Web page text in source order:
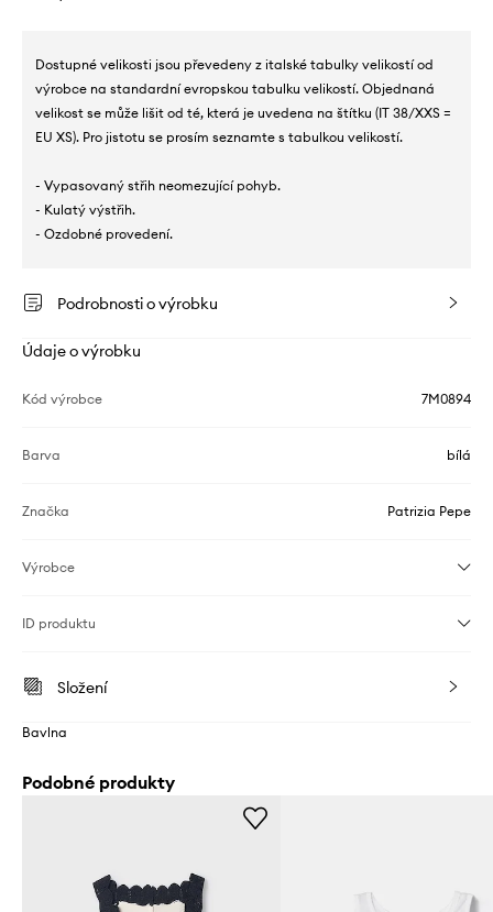
Dostupné velikosti jsou převedeny z italské tabulky velikostí od
výrobce na standardní evropskou tabulku velikostí. Objednaná
velikost se může lišit od té, která je uvedena na štítku (IT 38/XXS =
EU XS). Pro jistotu se prosím seznamte s tabulkou velikostí.
- Vypasovaný střih neomezující pohyb.
- Kulatý výstřih.
- Ozdobné provedení.
Podrobnosti o výrobku
Údaje o výrobku
Kód výrobce 7M0894
Barva bílá
Značka Patrizia Pepe
Výrobce
ID produktu
Složení
Bavlna
Podobné produkty